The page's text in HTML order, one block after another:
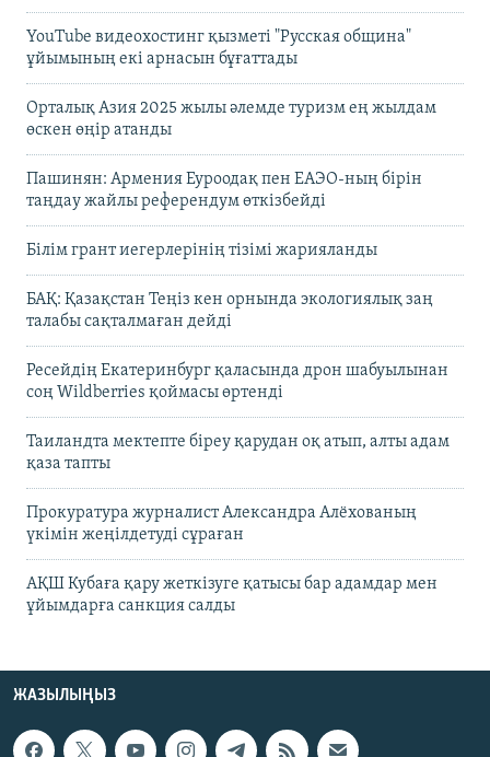
YouTube видеохостинг қызметі "Русская община"
ұйымының екі арнасын бұғаттады
Орталық Азия 2025 жылы әлемде туризм ең жылдам
өскен өңір атанды
Пашинян: Армения Еуроодақ пен ЕАЭО-ның бірін
таңдау жайлы референдум өткізбейді
Білім грант иегерлерінің тізімі жарияланды
БАҚ: Қазақстан Теңіз кен орнында экологиялық заң
талабы сақталмаған дейді
Ресейдің Екатеринбург қаласында дрон шабуылынан
соң Wildberries қоймасы өртенді
Таиландта мектепте біреу қарудан оқ атып, алты адам
қаза тапты
Прокуратура журналист Александра Алёхованың
үкімін жеңілдетуді сұраған
АҚШ Кубаға қару жеткізуге қатысы бар адамдар мен
ұйымдарға санкция салды
ЖАЗЫЛЫҢЫЗ